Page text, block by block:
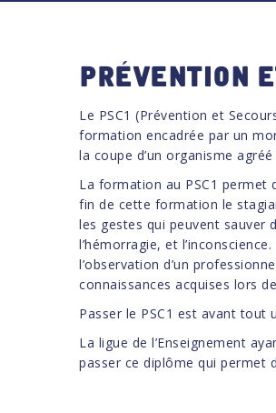
Prévention
Le PSC1 (Prévention et
formation encadrée par un
la coupe d’un organisme
La formation au PSC1 permet
fin de cette formation le
les gestes qui peuvent sauver
l’hémorragie, et
l’observation d’un
connaissances acquises lors
Passer le PSC1 est avant tout
La ligue de l’Enseignement
passer ce diplôme qui permet